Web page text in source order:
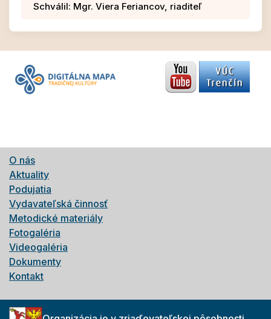
Schválil: Mgr. Viera Feriancov, riaditeľ
O nás
Aktuality
Podujatia
Vydavateľská činnosť
Metodické materiály
Fotogaléria
Videogaléria
Dokumenty
Kontakt